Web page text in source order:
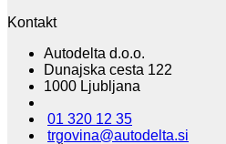
Kontakt
Autodelta d.o.o.
Dunajska cesta 122
1000 Ljubljana
01 320 12 35
trgovina@autodelta.si